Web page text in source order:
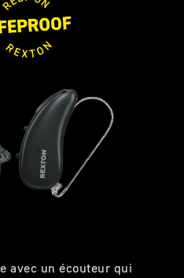
avec un écouteur qui